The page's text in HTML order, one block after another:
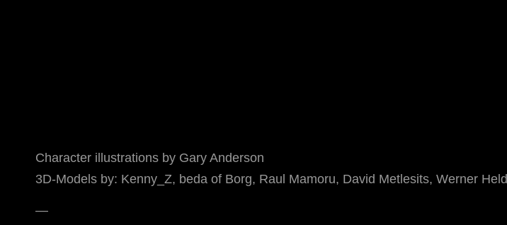
Character illustrations by Gary Anderson
3D-Models by: Kenny_Z, beda of Borg, Raul Mamoru, David Metlesits, Werner Held
—